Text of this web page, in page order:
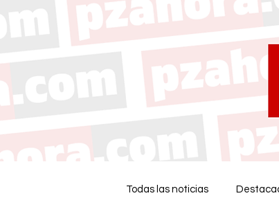
Todas las noticias